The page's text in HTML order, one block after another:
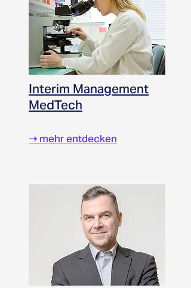
Interim Management
MedTech
➝ mehr entdecken